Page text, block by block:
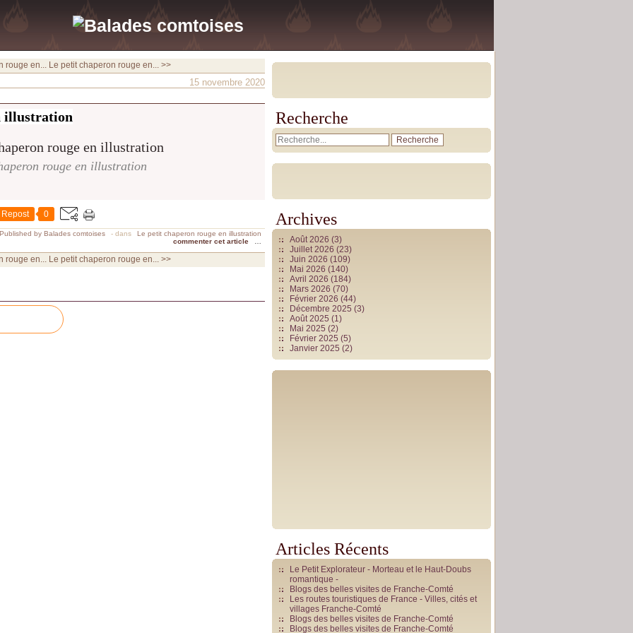
rouge en... Le petit chaperon rouge en... >>
15 novembre 2020
illustration
rouge en illustration
Repost 0
Published by Balades comtoises - dans
Le petit chaperon rouge en illustration
commenter cet article
rouge en... Le petit chaperon rouge en... >>
Recherche
Archives
Août 2026 (3)
Juillet 2026 (23)
Juin 2026 (109)
Mai 2026 (140)
Avril 2026 (184)
Mars 2026 (70)
Février 2026 (44)
Décembre 2025 (3)
Août 2025 (1)
Mai 2025 (2)
Février 2025 (5)
Janvier 2025 (2)
Articles Récents
Le Petit Explorateur - Morteau et le Haut-Doubs
romantique -
Blogs des belles visites de Franche-Comté
Les routes touristiques de France - Villes, cités et
villages Franche-Comté
Blogs des belles visites de Franche-Comté
Blogs des belles visites de Franche-Comté